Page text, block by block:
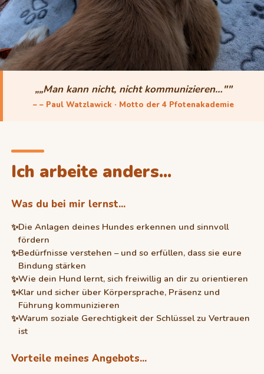
„„Man kann nicht, nicht kommunizieren…""
– – Paul Watzlawick · Motto der 4 Pfotenakademie
Ich arbeite anders...
Was du bei mir lernst...
Die Anlagen deines Hundes erkennen und sinnvoll
fördern
Bedürfnisse verstehen – und so erfüllen, dass sie eure
Bindung stärken
Wie dein Hund lernt, sich freiwillig an dir zu orientieren
Klar und sicher über Körpersprache, Präsenz und
Führung kommunizieren
Warum soziale Gerechtigkeit der Schlüssel zu Vertrauen
ist
Vorteile meines Angebots...